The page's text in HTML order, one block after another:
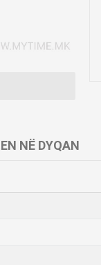
NË DYQAN